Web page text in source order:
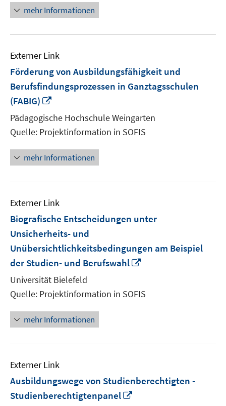
mehr Informationen
Externer Link
Förderung von Ausbildungsfähigkeit und
Berufsfindungsprozessen in Ganztagsschulen
(FABIG)
neuem
Fenster
öffnen
Pädagogische Hochschule Weingarten
Quelle: Projektinformation in SOFIS
mehr Informationen
Externer Link
Biografische Entscheidungen unter
Unsicherheits- und
Unübersichtlichkeitsbedingungen am Beispiel
der Studien- und Berufswahl
öffnen
Universität Bielefeld
Quelle: Projektinformation in SOFIS
mehr Informationen
Externer Link
Ausbildungswege von Studienberechtigten -
Studienberechtigtenpanel